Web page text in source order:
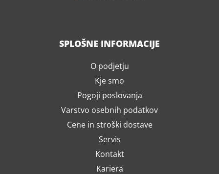
SPLOŠNE INFORMACIJE
O podjetju
Kje smo
Pogoji poslovanja
Varstvo osebnih podatkov
Cene in stroški dostave
Servis
Kontakt
Kariera